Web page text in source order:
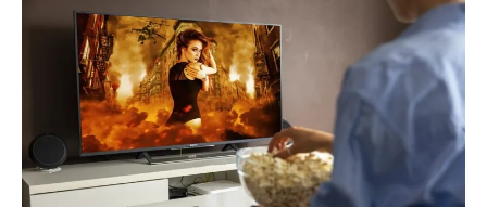
OLED/QLED
Comment
ça
fonctionne